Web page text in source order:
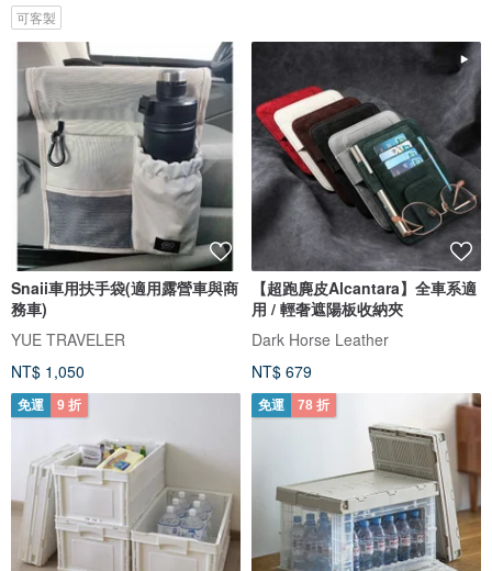
可客製
Snaii車用扶手袋(適用露營車與商
務車)
YUE TRAVELER
NT$ 1,050
【超跑麂皮Alcantara】全車系適
用 / 輕奢遮陽板收納夾
Dark Horse Leather
NT$ 679
免運 9 折 免運 78 折